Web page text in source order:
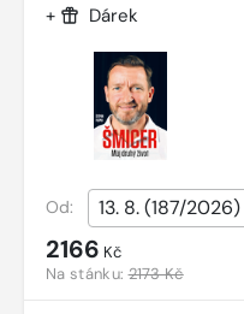
+ Dárek
Od:
2166 Kč
Na stánku:2173 Kč